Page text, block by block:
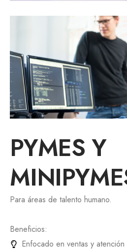
PYMES Y
Para áreas de talento humano.
Beneficios:
Enfocado en ventas y atención